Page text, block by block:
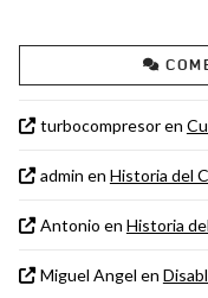
turbocompresoren
admin en Historia del
Antonio en Historia
Miguel Angel en